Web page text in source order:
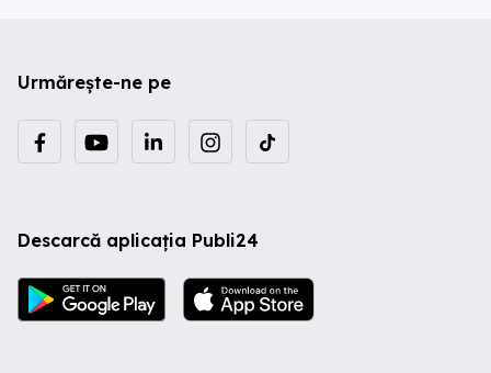
Urmărește-ne pe
Descarcă aplicația Publi24